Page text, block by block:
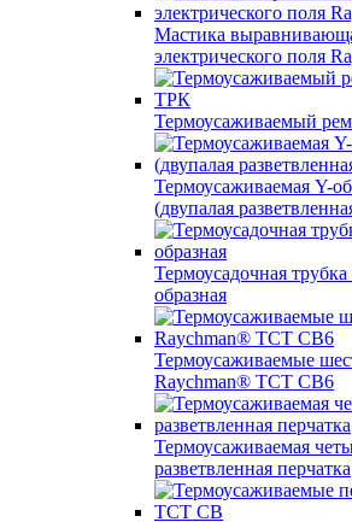
Мастика
электрического поля
Термоусаживаемый
Термоусаживаемая Y-
(двупалая
Термоусадочная
образная
Термоусаживаемые
Raychman® ТСТ СВ6
Термоусаживаемая
разветвленная перчатка